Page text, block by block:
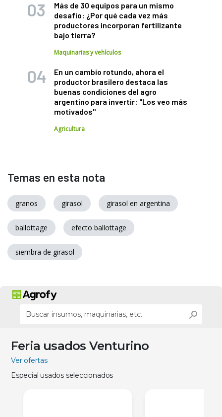
Más de 30 equipos para un mismo
desafío: ¿Por qué cada vez más
productores incorporan fertilizante
bajo tierra?
Maquinarias y vehículos
En un cambio rotundo, ahora el
productor brasilero destaca las
buenas condiciones del agro
argentino para invertir: "Los veo más
motivados"
Agricultura
Temas en esta nota
granos girasol girasol en argentina
ballottage efecto ballottage
siembra de girasol
Feria usados Venturino
Ver ofertas
Especial usados seleccionados